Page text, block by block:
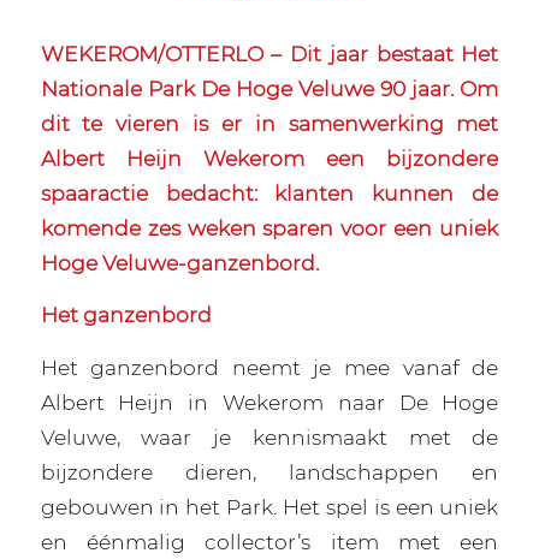
WEKEROM/OTTERLO – Dit jaar bestaat Het
Nationale Park De Hoge Veluwe 90 jaar. Om
dit te vieren is er in samenwerking met
Albert Heijn Wekerom een bijzondere
spaaractie bedacht: klanten kunnen de
komende zes weken sparen voor een uniek
Hoge Veluwe-ganzenbord.
Het ganzenbord
Het ganzenbord neemt je mee vanaf de
Albert Heijn in Wekerom naar De Hoge
Veluwe, waar je kennismaakt met de
bijzondere dieren, landschappen en
gebouwen in het Park. Het spel is een uniek
en éénmalig collector’s item met een